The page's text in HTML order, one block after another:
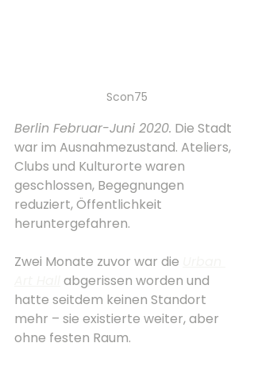
Scon75
Berlin Februar-Juni 2020. Die Stadt
war im Ausnahmezustand. Ateliers,
Clubs und Kulturorte waren
geschlossen, Begegnungen
reduziert, Öffentlichkeit
heruntergefahren.
Zwei Monate zuvor war die
abgerissen worden und
hatte seitdem keinen Standort
mehr – sie existierte weiter, aber
ohne festen Raum.